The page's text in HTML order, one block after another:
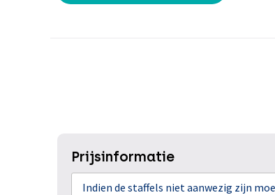
Prijsinformatie
Indien de staffels niet aanwezig zijn